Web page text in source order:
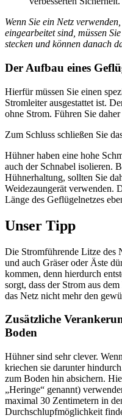
Wenn Sie ein Netz
eingearbeitet sind, müssen
stecken und können danach
Der Aufbau eines
Hierfür müssen Sie einen
Stromleiter ausgestattet ist.
ohne Strom. Führen Sie
Zum Schluss schließen Sie
Hühner haben eine hohe
auch der Schnabel isolieren.
Hühnerhaltung, sollten Sie
Weidezaungerät verwenden.
Länge des Geflügelnetzes
Unser Tipp
Die Stromführende Litze des
und auch Gräser oder Äste
kommen, denn hierdurch
sorgt, dass der Strom aus
das Netz nicht mehr den
Zusätzliche
Boden
Hühner sind sehr clever.
kriechen sie darunter
zum Boden hin absichern.
„Heringe“ genannt)
maximal 30 Zentimetern in
Durchschlupfmöglichkeit